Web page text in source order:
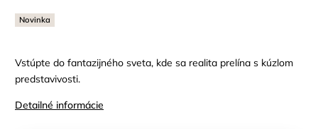
Novinka
Vstúpte do fantazijného sveta, kde sa realita prelína s kúzlom
predstavivosti.
Detailné informácie